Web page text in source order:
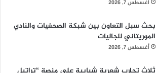
أغسطس 7, 2026
بحث سبل التعاون بين شبكة الصحفيات والنادي
الموريتاني للجاليات
أغسطس 7, 2026
ثلاث تجارب شعرية شبابية على منصة “تراتيل